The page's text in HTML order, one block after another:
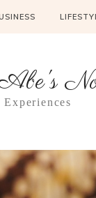
Experiences